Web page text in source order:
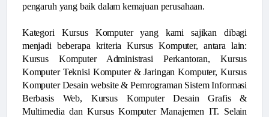
pengaruh yang baik dalam kemajuan perusahaan.
Kategori Kursus Komputer yang kami sajikan dibagi
menjadi beberapa kriteria Kursus Komputer, antara lain:
Kursus Komputer Administrasi Perkantoran, Kursus
Komputer Teknisi Komputer & Jaringan Komputer, Kursus
Komputer Desain website & Pemrograman Sistem Informasi
Berbasis Web, Kursus Komputer Desain Grafis &
Multimedia dan Kursus Komputer Manajemen IT. Selain